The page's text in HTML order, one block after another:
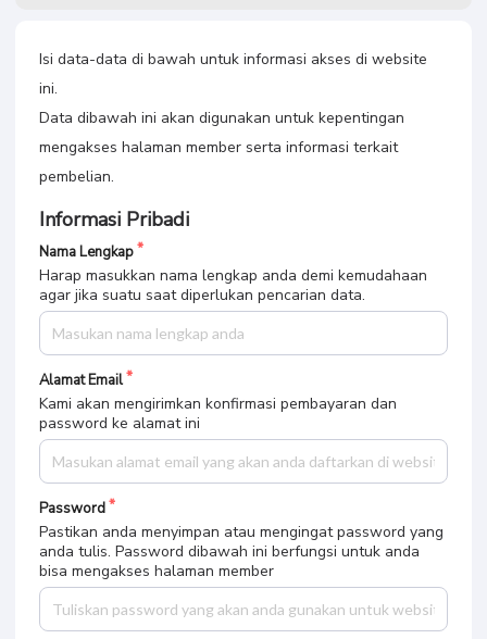
Isi data-data di bawah untuk informasi akses di website
ini.
Data dibawah ini akan digunakan untuk kepentingan
mengakses halaman member serta informasi terkait
pembelian.
Informasi Pribadi
Nama Lengkap
Harap masukkan nama lengkap anda demi kemudahaan
agar jika suatu saat diperlukan pencarian data.
Alamat Email
Kami akan mengirimkan konfirmasi pembayaran dan
password ke alamat ini
Password
Pastikan anda menyimpan atau mengingat password yang
anda tulis. Password dibawah ini berfungsi untuk anda
bisa mengakses halaman member